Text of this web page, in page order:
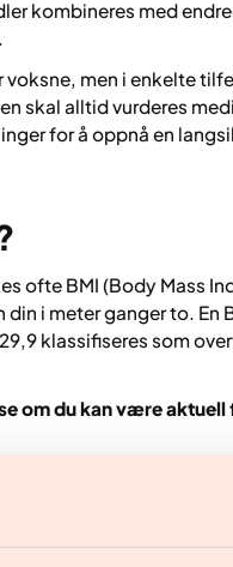
kombineres med
men i enkelte
skal alltid vurderes
for å oppnå en
ofte BMI (Body Mass
i meter ganger to. En
klassifiseres som
om du kan være aktuell
bildet, siden målet
som er muskler og
fettprosent, være nyttige